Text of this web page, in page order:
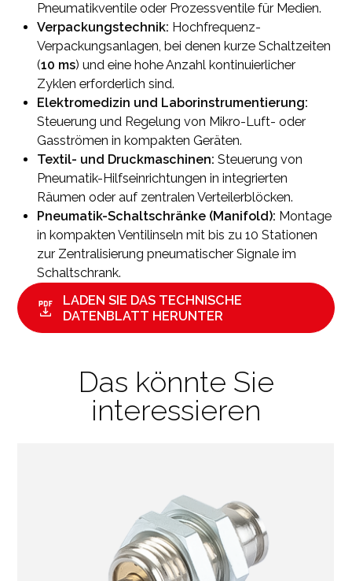
Pneumatikventile oder Prozessventile für Medien.
Verpackungstechnik: Hochfrequenz-
Verpackungsanlagen, bei denen kurze Schaltzeiten
(10 ms) und eine hohe Anzahl kontinuierlicher
Zyklen erforderlich sind.
Elektromedizin und Laborinstrumentierung:
Steuerung und Regelung von Mikro-Luft- oder
Gasströmen in kompakten Geräten.
Textil- und Druckmaschinen: Steuerung von
Pneumatik-Hilfseinrichtungen in integrierten
Räumen oder auf zentralen Verteilerblöcken.
Pneumatik-Schaltschränke (Manifold): Montage
in kompakten Ventilinseln mit bis zu 10 Stationen
zur Zentralisierung pneumatischer Signale im
Schaltschrank.
LADEN SIE DAS TECHNISCHE
DATENBLATT HERUNTER
Das könnte Sie
interessieren